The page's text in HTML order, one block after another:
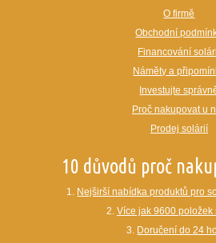
O firmě
Obchodní
Financování
Náměty a
Investujte
Proč nakupovat u
Prodej solárií
10 důvodů proč
1. Nejširší nabídka produktů pro
2. Více jak 9600 položek
3. Doručení do 24